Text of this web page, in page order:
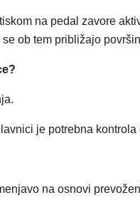
na pedal zavore
ob tem približajo
je potrebna
na osnovi